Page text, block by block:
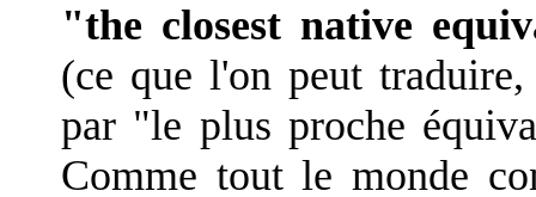
"the closest native
(ce que l'on peut
par "le plus proche
Comme tout le monde